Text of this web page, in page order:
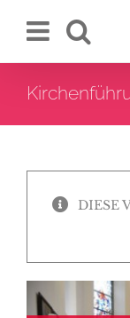
Inhalt
DIESE